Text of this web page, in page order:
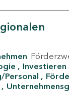
Investieren
Personal